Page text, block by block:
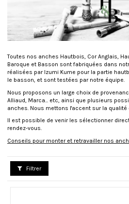
Toutes nos anches Hautbois, Cor Anglais,
Baroque et Basson sont fabriquées dans
réalisées par Izumi Kume pour la partie
le basson, et sont testées par notre équipe.
Nous proposons un large choix de
Alliaud, Marca... etc, ainsi que plusieurs
anches. Nous mettons l'accent sur la qualité
Il est possible de venir les sélectionner
rendez-vous.
Conseils pour monter et retravailler nos
Filtrer